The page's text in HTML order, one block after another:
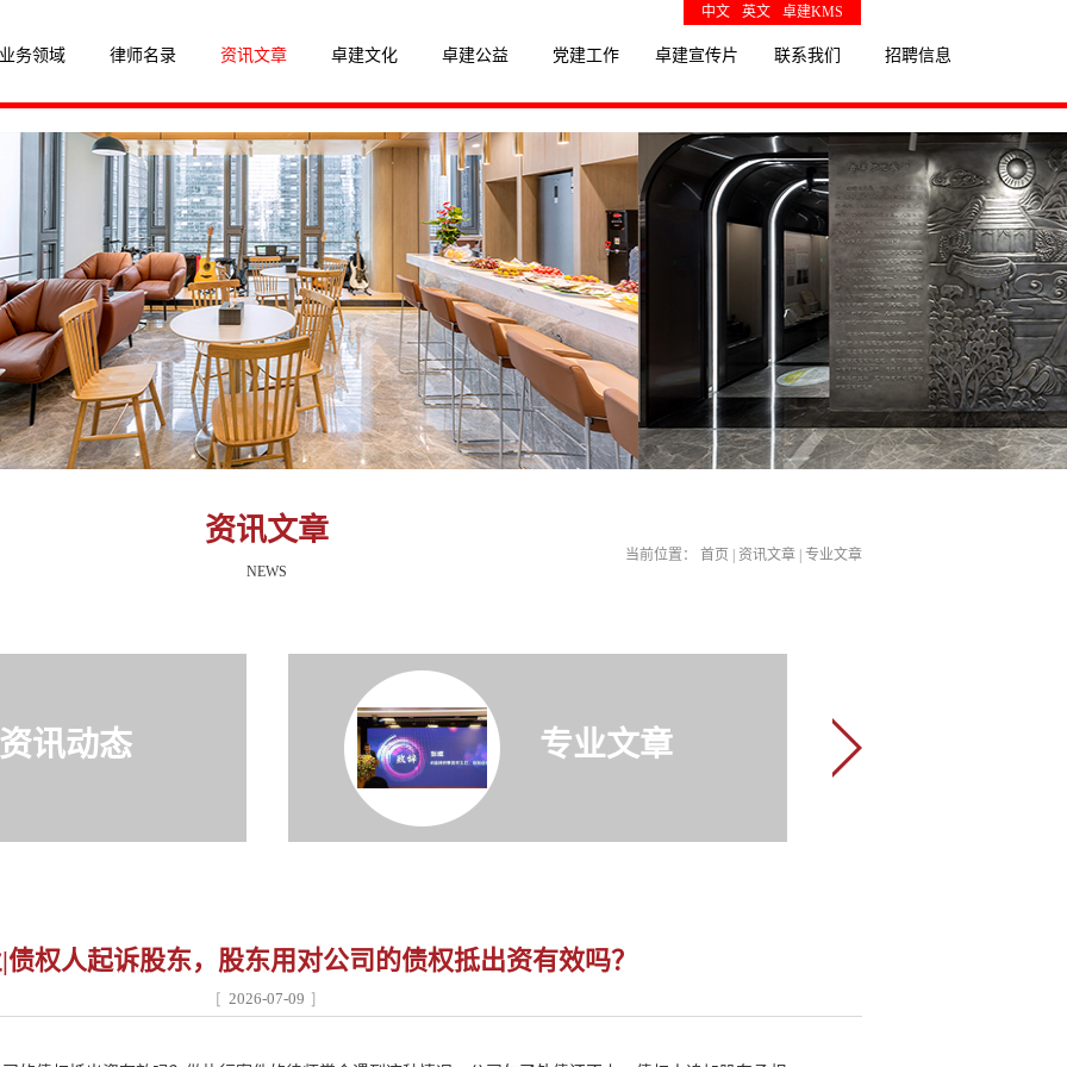
中文 英文 卓建KMS
务领域 律师名录 资讯文章 卓建文化 卓建公益 党建工作 卓建宣传片 联系我们 招聘信息
资讯文章
NEWS
当前位置： 首页 资讯文章 专业文章
资讯动态 专业文章
权人起诉股东，股东用对公司的债权抵出资有效吗？
2026-07-09